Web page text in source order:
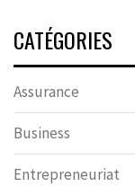
CATÉGORIES
Assurance
Business
Entrepreneuriat